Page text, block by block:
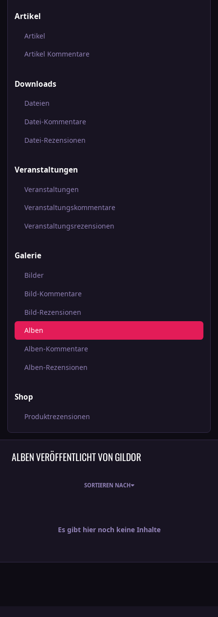
Artikel
Artikel
Artikel Kommentare
Downloads
Dateien
Datei-Kommentare
Datei-Rezensionen
Veranstaltungen
Veranstaltungen
Veranstaltungskommentare
Veranstaltungsrezensionen
Galerie
Bilder
Bild-Kommentare
Bild-Rezensionen
Alben
Alben-Kommentare
Alben-Rezensionen
Shop
Produktrezensionen
ALBEN VERÖFFENTLICHT VON GILDOR
SORTIEREN NACH
Es gibt hier noch keine Inhalte